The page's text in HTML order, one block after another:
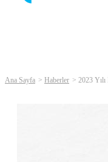
Ana Sayfa Haberler 2023 Yılı